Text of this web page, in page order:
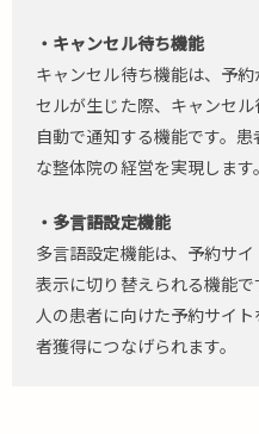
・キャンセル待ち機能
キャンセル待ち機能は、予
セルが生じた際、キャンセ
自動で通知する機能です。
な整体院の経営を実現します
・多言語設定機能
多言語設定機能は、予約サ
表示に切り替えられる機能
人の患者に向けた予約サイ
者獲得につなげられます。